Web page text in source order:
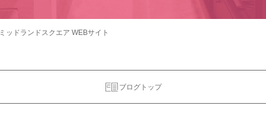
ミッドランドスクエア WEBサイト
ブログトップ